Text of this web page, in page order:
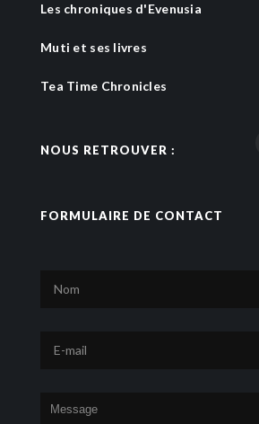
Les chroniques d'Evenusia
Muti et ses livres
Tea Time Chronicles
NOUS RETROUVER :
FORMULAIRE DE CONTACT